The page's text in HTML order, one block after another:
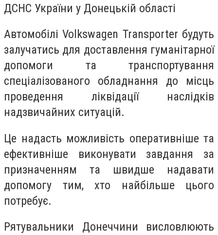
ДСНС України у Донецькій області
Автомобілі Volkswagen Transporter будуть
залучатись для доставлення гуманітарної
допомоги та транспортування
спеціалізованого обладнання до місць
проведення ліквідації наслідків
надзвичайних ситуацій.
Це надасть можливість оперативніше та
ефективніше виконувати завдання за
призначенням та швидше надавати
допомогу тим, хто найбільше цього
потребує.
Рятувальники Донеччини висловлюють